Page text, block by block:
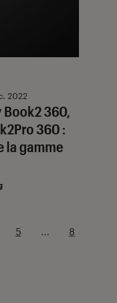
Book2 360,
360 :
la gamme
2022
5 ... 8